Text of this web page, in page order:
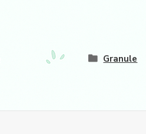
Granule